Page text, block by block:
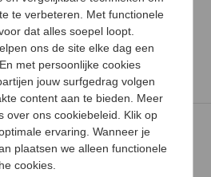
50 centimeter
wanneer het
gaat en daarna nog door één of
heet door isolatie
30 jaar
CE
EN 1856-1, T600-N1-D-V2-
L50050-G70
te verbeteren. Met functionele
dat alles soepel loopt.
ons de site elke dag een
met persoonlijke cookies
jouw surfgedrag volgen
content aan te bieden. Meer
over ons cookiebeleid. Klik op
ervaring. Wanneer je
plaatsen we alleen functionele
cookies.